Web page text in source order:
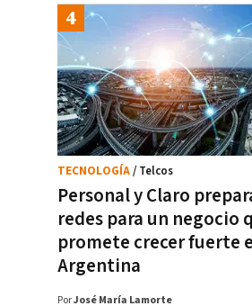
Personal y Claro
redes para un negocio
promete crecer fuerte
Argentina
TECNOLOGÍA/ Telcos
PorJosé María Lamorte